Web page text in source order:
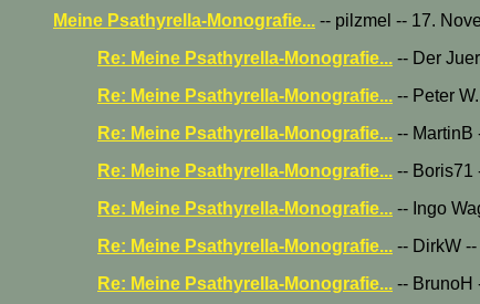
Meine Psathyrella-Monografie... -- pilzmel -- 17.
Re: Meine Psathyrella-Monografie... -- Der
Re: Meine Psathyrella-Monografie... -- Peter
Re: Meine Psathyrella-Monografie... -- MartinB
Re: Meine Psathyrella-Monografie... -- Boris71
Re: Meine Psathyrella-Monografie... -- Ingo
Re: Meine Psathyrella-Monografie... -- DirkW
Re: Meine Psathyrella-Monografie... -- BrunoH